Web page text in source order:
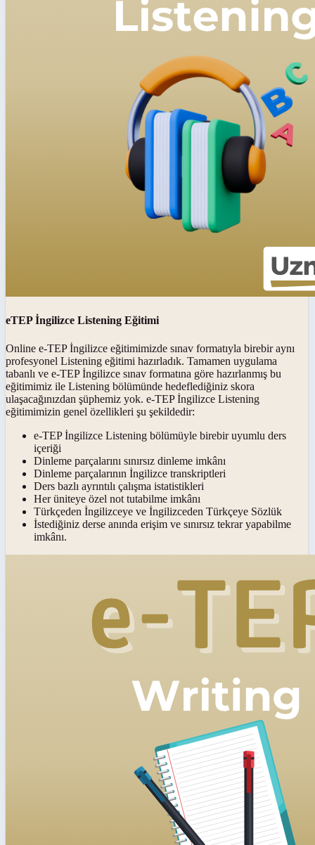
eTEP İngilizce Listening Eğitimi
Online e-TEP İngilizce eğitimimizde sınav formatıyla birebir aynı
profesyonel Listening eğitimi hazırladık. Tamamen uygulama
tabanlı ve e-TEP İngilizce sınav formatına göre hazırlanmış bu
eğitimimiz ile Listening bölümünde hedeflediğiniz skora
ulaşacağınızdan şüphemiz yok. e-TEP İngilizce Listening
eğitimimizin genel özellikleri şu şekildedir:
e-TEP İngilizce Listening bölümüyle birebir uyumlu ders
içeriği
Dinleme parçalarını sınırsız dinleme imkânı
Dinleme parçalarının İngilizce transkriptleri
Ders bazlı ayrıntılı çalışma istatistikleri
Her üniteye özel not tutabilme imkânı
Türkçeden İngilizceye ve İngilizceden Türkçeye Sözlük
İstediğiniz derse anında erişim ve sınırsız tekrar yapabilme
imkânı.